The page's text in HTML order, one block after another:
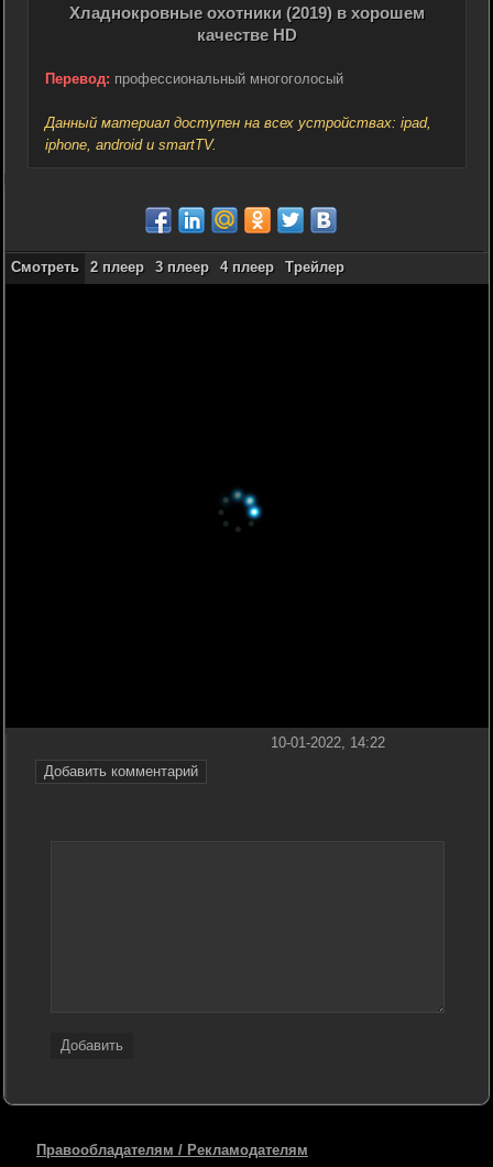
Хладнокровные охотники (2019) в хорошем
качестве HD
Перевод: профессиональный многоголосый
Данный материал доступен на всех устройствах: ipad,
iphone, android и smartTV.
Смотреть 2 плеер 3 плеер 4 плеер Трейлер
Добавить комментарий
10-01-2022, 14:22
Добавить
Правообладателям / Рекламодателям